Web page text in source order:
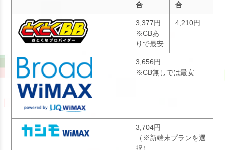
合
合
3,377円
※CBあ
りで最安
4,210円
3,656円
※CB無しでは最安
3,704円
（※新端末プランを選